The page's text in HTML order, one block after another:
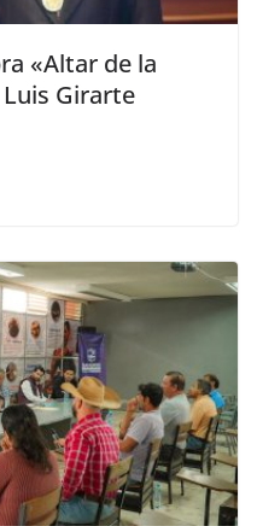
«Altar de la
Girarte